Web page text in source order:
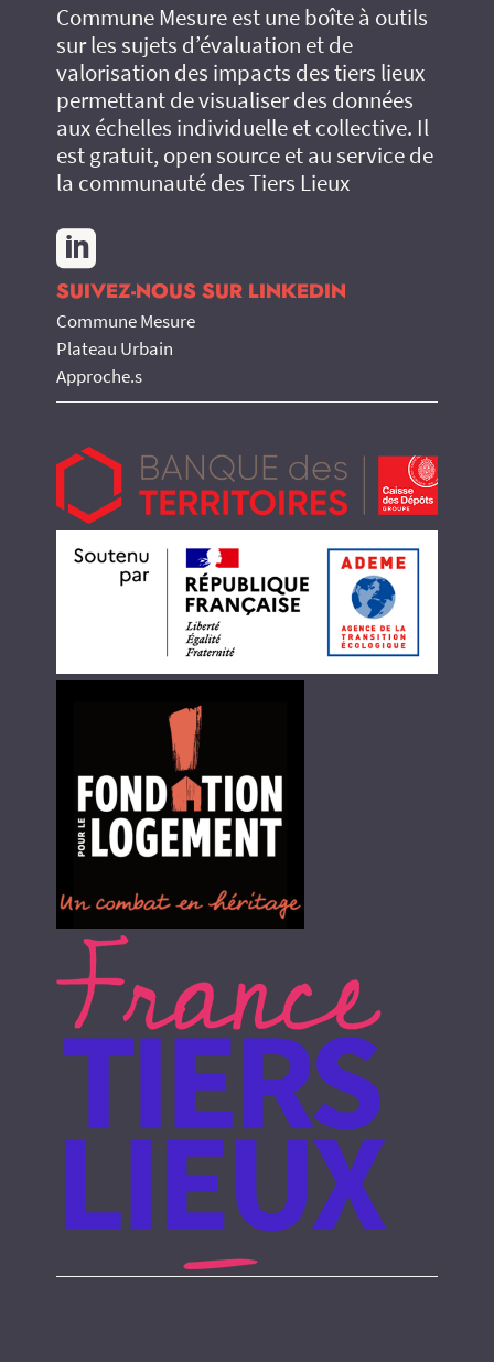
Commune Mesure est une boîte à outils
sur les sujets d’évaluation et de
valorisation des impacts des tiers lieux
permettant de visualiser des données
aux échelles individuelle et collective. Il
est gratuit, open source et au service de
la communauté des Tiers Lieux

SUIVEZ-NOUS SUR LINKEDIN
Commune Mesure
Plateau Urbain
Approche.s